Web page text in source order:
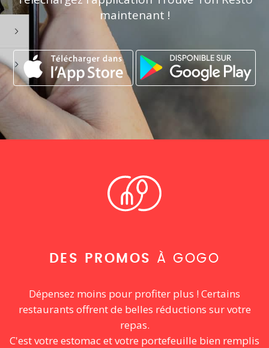
maintenant !
DES PROMOS À GOGO
Dépensez moins pour profiter plus ! Certains
restaurants offrent de belles réductions sur votre
repas.
C'est votre estomac et votre portefeuille bien remplis